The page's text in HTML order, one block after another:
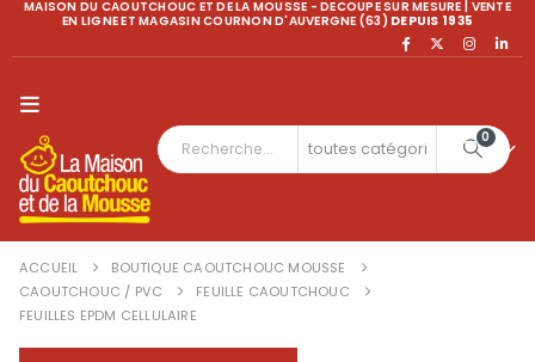
MAISON DU CAOUTCHOUC ET DE LA MOUSSE - DECOUPE SUR MESURE | VENTE
EN LIGNE ET MAGASIN COURNON D'AUVERGNE (63) DEPUIS 1935
0
ACCUEIL
BOUTIQUE CAOUTCHOUC MOUSSE
CAOUTCHOUC / PVC
FEUILLE CAOUTCHOUC
FEUILLES EPDM CELLULAIRE